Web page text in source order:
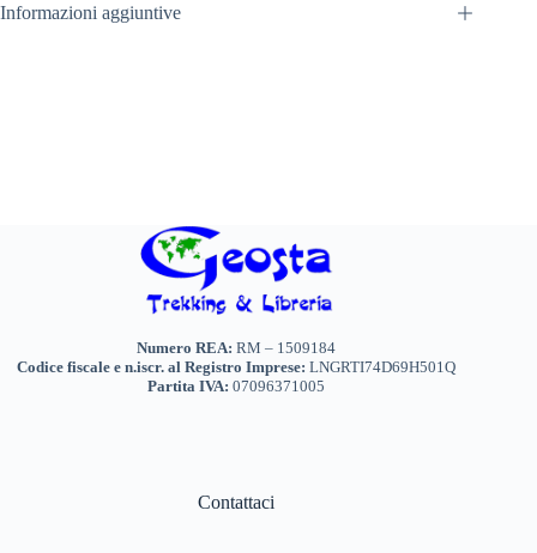
Informazioni aggiuntive
Numero REA:RM – 1509184
Codice fiscale e n.iscr. al Registro Imprese:LNGRTI74D69H501Q
Partita IVA: 07096371005
Contattaci